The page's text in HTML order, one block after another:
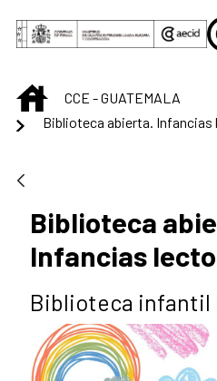
Saltar al contenido principal
INICIOCCE - GUATEMALA
Biblioteca abierta. Infancias
Biblioteca
Infancias
Biblioteca